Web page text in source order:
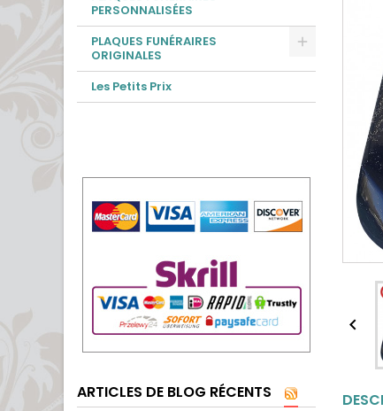
PERSONNALISÉES
PLAQUES FUNÉRAIRES
ORIGINALES
Les Petits Prix
ARTICLES DE BLOG RÉCENTS
